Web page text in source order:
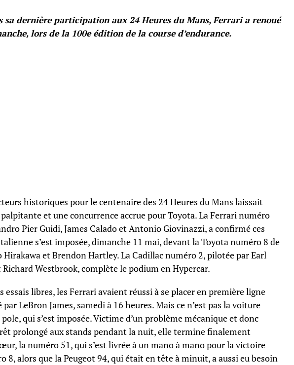
sa dernière participation aux 24 Heures du Mans, Ferrari a renoué
lors de la 100e édition de la course d’endurance.
historiques pour le centenaire des 24 Heures du Mans laissait
et une concurrence accrue pour Toyota. La Ferrari numéro
Pier Guidi, James Calado et Antonio Giovinazzi, a confirmé ces
s’est imposée, dimanche 11 mai, devant la Toyota numéro 8 de
Hirakawa et Brendon Hartley. La Cadillac numéro 2, pilotée par Earl
Westbrook, complète le podium en Hypercar.
essais libres, les Ferrari avaient réussi à se placer en première ligne
LeBron James, samedi à 16 heures. Mais ce n’est pas la voiture
qui s’est imposée. Victime d’un problème mécanique et donc
prolongé aux stands pendant la nuit, elle termine finalement
la numéro 51, qui s’est livrée à un mano à mano pour la victoire
8, alors que la Peugeot 94, qui était en tête à minuit, a aussi eu besoin